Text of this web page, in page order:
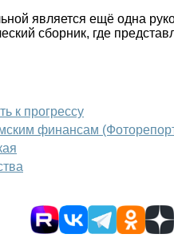
является ещё одна
сборник, где
к прогрессу
финансам